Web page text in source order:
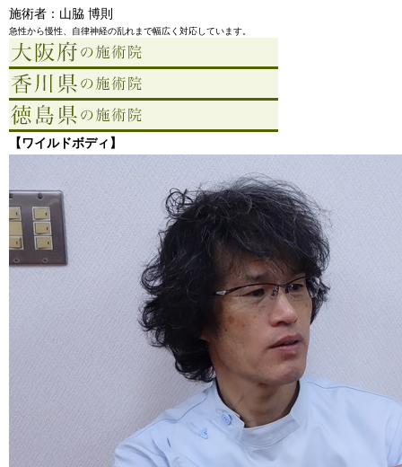
施術者：山脇 博則
急性から慢性、自律神経の乱れまで幅広く対応しています。
【ワイルドボディ】